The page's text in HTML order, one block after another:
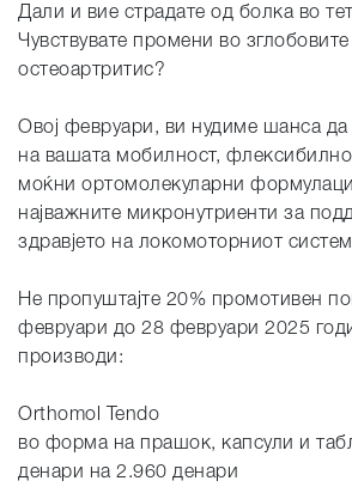
Дали и вие страдате од болка во
Чувствувате промени во
остеоартритис?
Овој февруари, ви нудиме шанса да
на вашата мобилност,
моќни ортомолекуларни
најважните микронутриенти за
здравјето на локомоторниот
Не пропуштајте 20% промотивен
февруари до 28 февруари 2025
производи:
Orthomol Tendo
во форма на прашок, капсули и
денари на 2.960 денари